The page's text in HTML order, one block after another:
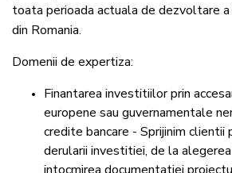
toata perioada actuala de dezvoltare a
din Romania.
Domenii de expertiza:
Finantarea investitiilor prin
europene sau guvernamentale
credite bancare - Sprijinim
derularii investitiei, de la